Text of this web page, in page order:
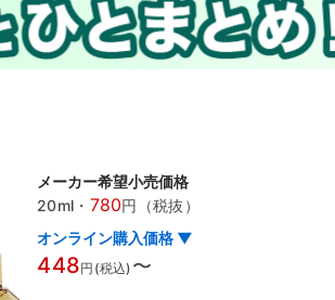
メーカー希望小売価格
20ml ・ 780円（税抜）
オンライン購入価格 ▼
448円(税込) 〜